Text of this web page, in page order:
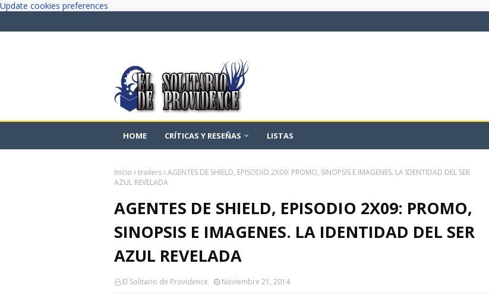
Update cookies preferences
HOME CRÍTICAS Y RESEÑAS LISTAS
Inicio trailers AGENTES DE SHIELD, EPISODIO 2X09: PROMO, SINOPSIS E IMAGENES. LA IDENTIDAD DEL SER
AZUL REVELADA
AGENTES DE SHIELD, EPISODIO 2X09: PROMO,
SINOPSIS E IMAGENES. LA IDENTIDAD DEL SER
AZUL REVELADA
El Solitario de Providence Noviembre 21, 2014